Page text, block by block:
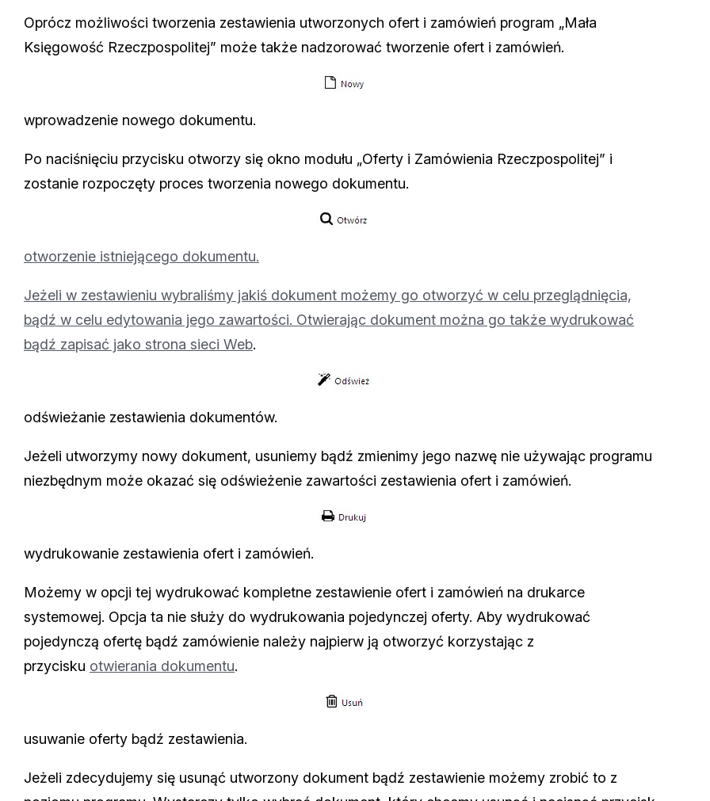
Oprócz możliwości tworzenia zestawienia utworzonych ofert i zamówień program „Mała
Księgowość Rzeczpospolitej” może także nadzorować tworzenie ofert i zamówień.
wprowadzenie nowego dokumentu.
Po naciśnięciu przycisku otworzy się okno modułu „Oferty i Zamówienia Rzeczpospolitej” i
zostanie rozpoczęty proces tworzenia nowego dokumentu.
otworzenie istniejącego dokumentu.
Jeżeli w zestawieniu wybraliśmy jakiś dokument możemy go otworzyć w celu przeglądnięcia,
bądź w celu edytowania jego zawartości. Otwierając dokument można go także wydrukować
bądź zapisać jako strona sieci Web.
odświeżanie zestawienia dokumentów.
Jeżeli utworzymy nowy dokument, usuniemy bądź zmienimy jego nazwę nie używając programu
niezbędnym może okazać się odświeżenie zawartości zestawienia ofert i zamówień.
wydrukowanie zestawienia ofert i zamówień.
Możemy w opcji tej wydrukować kompletne zestawienie ofert i zamówień na drukarce
systemowej. Opcja ta nie służy do wydrukowania pojedynczej oferty. Aby wydrukować
pojedynczą ofertę bądź zamówienie należy najpierw ją otworzyć korzystając z
przycisku otwierania dokumentu.
usuwanie oferty bądź zestawienia.
Jeżeli zdecydujemy się usunąć utworzony dokument bądź zestawienie możemy zrobić to z